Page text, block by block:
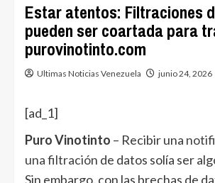
Estar atentos: Filtraciones
pueden ser coartada para
purovinotinto.com
Ultimas Noticias Venezuela junio 24, 2026
[ad_1]
Puro Vinotinto – Recibir una
una filtración de datos solía ser
Sin embargo, con las brechas de